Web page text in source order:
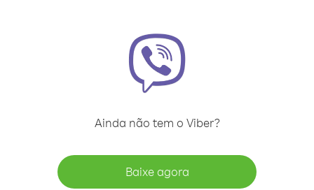
Ainda não tem o Viber?
Baixe agora